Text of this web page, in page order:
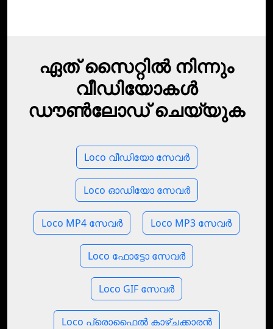
ഏത് സൈറ്റിൽ നിന്നും
വീഡിയോകൾ
ഡൗൺലോഡ് ചെയ്യുക
Loco വീഡിയോ സേവർ
Loco ഓഡിയോ സേവർ
Loco MP4 സേവർ Loco MP3 സേവർ
Loco ഫോട്ടോ സേവർ
Loco GIF സേവർ
Loco പ്രൊഫൈൽ കാഴ്‌ചക്കാരൻ